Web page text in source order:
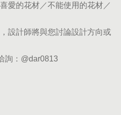
愛的花材／不能使用的花材／
設計師將與您討論設計方向或
詢： @dar0813